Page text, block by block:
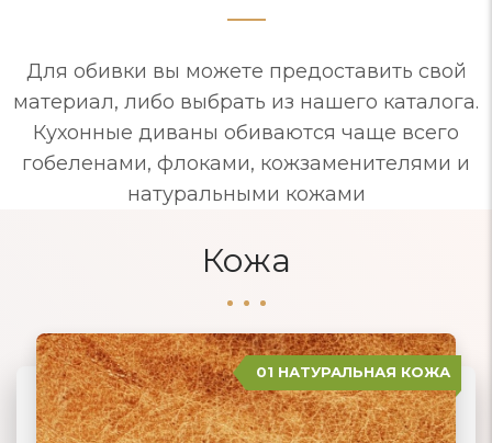
Для обивки вы можете предоставить свой
материал, либо выбрать из нашего каталога.
Кухонные диваны обиваются чаще всего
гобеленами, флоками, кожзаменителями и
натуральными кожами
Кожа
04 ЗАМША 01 НАТУРАЛЬНАЯ КОЖА
02 ЭКОКОЖА
03 ИСКУССТВЕННАЯ КОЖА